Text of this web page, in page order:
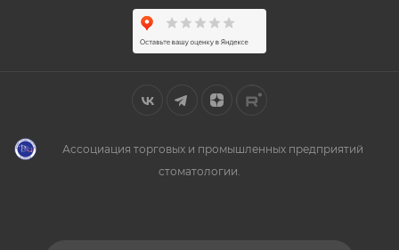
Ассоциация торговых и промышленных предприятий
стоматологии.